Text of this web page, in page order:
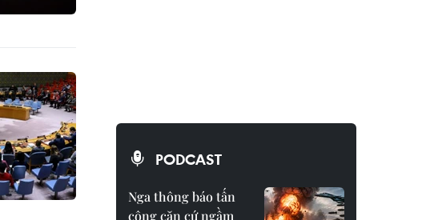
PODCAST
Nga thông báo tấn
công căn cứ ngầm